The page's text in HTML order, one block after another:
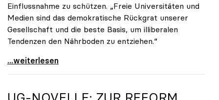
Einflussnahme zu schützen. „Freie Universitäten und
Medien sind das demokratische Rückgrat unserer
Gesellschaft und die beste Basis, um illiberalen
Tendenzen den Nährboden zu entziehen.“
„Populismus ist eigentliche Gefahr für Europa und
...weiterlesen